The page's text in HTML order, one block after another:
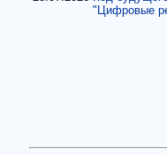
"Цифровые